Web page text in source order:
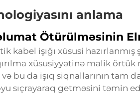
anlama
Ötürülməsinin
kabel işığı xüsusi
xüsusiyyətinə malik örtük
bu da işıq siqnallarının tam
sıçrayaraq getməsini təmin